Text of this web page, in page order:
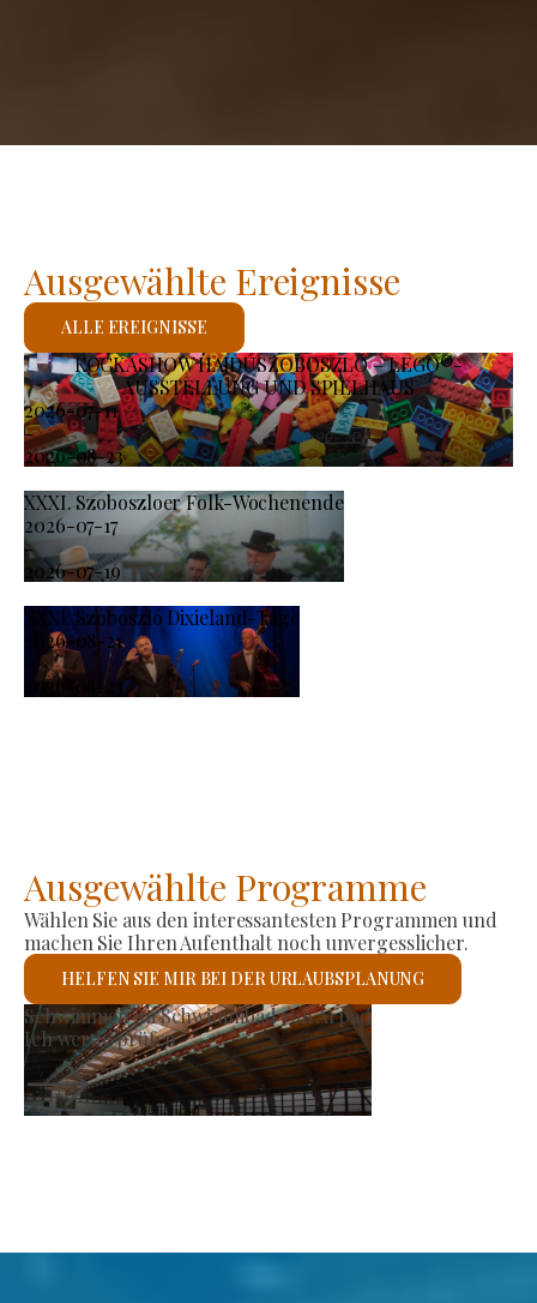
KOCKASHOW HAJDÚSZOBOSZLÓ – LEGO®-
AUSSTELLUNG UND SPIELHAUS
2026-07-11
-
2026-08-23
XXXI. Szoboszloer Folk-Wochenende
2026-07-17
-
2026-07-19
XXXI. Szoboszló Dixieland-Tage
2026-08-21
-
2026-08-23
Ausgewählte Ereignisse
ALLE EREIGNISSE
Ausgewählte Programme
Wählen Sie aus den interessantesten Programmen und
machen Sie Ihren Aufenthalt noch unvergesslicher.
HELFEN SIE MIR BEI DER URLAUBSPLANUNG
Erzeugermarkt
Ich werde prüfen